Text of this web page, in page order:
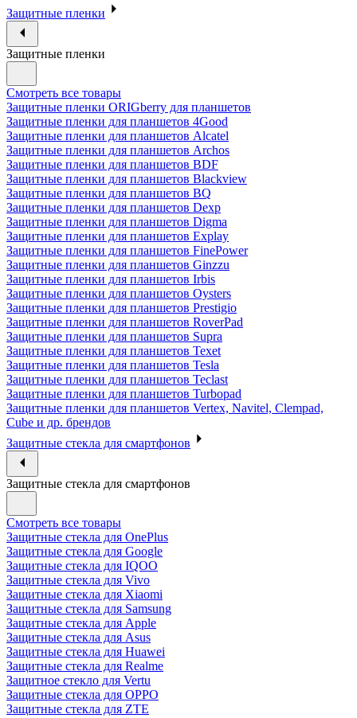
Защитные пленки
Защитные пленки
Смотреть все товары
Защитные пленки ORIGberry для планшетов
Защитные пленки для планшетов 4Good
Защитные пленки для планшетов Alcatel
Защитные пленки для планшетов Archos
Защитные пленки для планшетов BDF
Защитные пленки для планшетов Blackview
Защитные пленки для планшетов BQ
Защитные пленки для планшетов Dexp
Защитные пленки для планшетов Digma
Защитные пленки для планшетов Explay
Защитные пленки для планшетов FinePower
Защитные пленки для планшетов Ginzzu
Защитные пленки для планшетов Irbis
Защитные пленки для планшетов Oysters
Защитные пленки для планшетов Prestigio
Защитные пленки для планшетов RoverPad
Защитные пленки для планшетов Supra
Защитные пленки для планшетов Texet
Защитные пленки для планшетов Tesla
Защитные пленки для планшетов Teclast
Защитные пленки для планшетов Turbopad
Защитные пленки для планшетов Vertex, Navitel, Clempad,
Cube и др. брендов
Защитные стекла для смартфонов
Защитные стекла для смартфонов
Смотреть все товары
Защитные стекла для OnePlus
Защитные стекла для Google
Защитные стекла для IQOO
Защитные стекла для Vivo
Защитные стекла для Xiaomi
Защитные стекла для Samsung
Защитные стекла для Apple
Защитные стекла для Asus
Защитные стекла для Huawei
Защитные стекла для Realme
Защитное стекло для Vertu
Защитные стекла для OPPO
Защитные стекла для ZTE